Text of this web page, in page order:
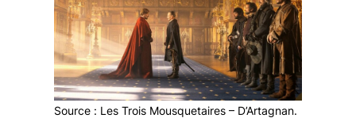
Source : Les Trois Mousquetaires – D’Artagnan.